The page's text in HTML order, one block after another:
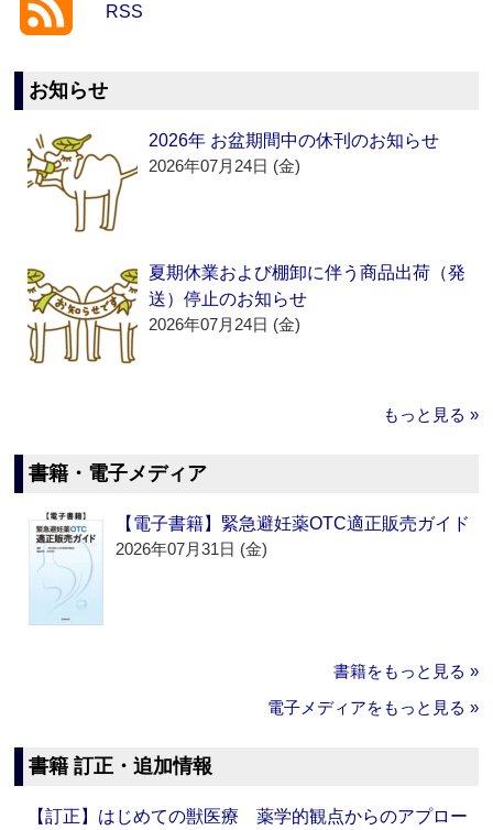
RSS
お知らせ
2026年 お盆期間中の休刊のお知らせ
2026年07月24日 (金)
夏期休業および棚卸に伴う商品出荷（発
送）停止のお知らせ
2026年07月24日 (金)
もっと見る »
書籍・電子メディア
【電子書籍】緊急避妊薬OTC適正販売ガイド
2026年07月31日 (金)
書籍をもっと見る »
電子メディアをもっと見る »
書籍 訂正・追加情報
【訂正】はじめての獣医療 薬学的観点からのアプロー